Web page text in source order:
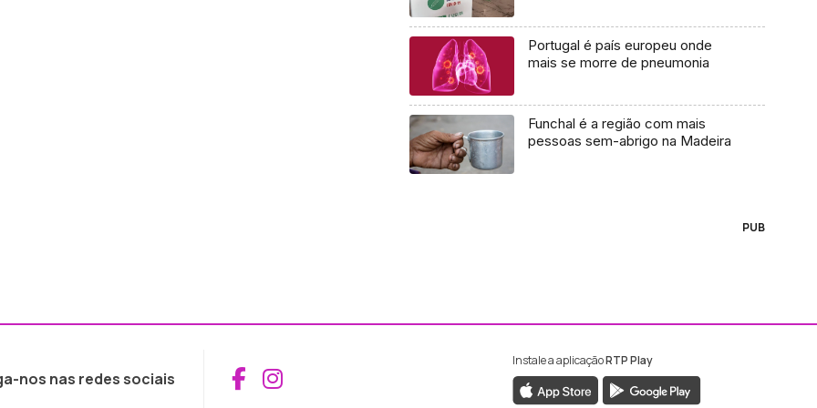
Portugal é país europeu onde
mais se morre de pneumonia
Funchal é a região com mais
pessoas sem-abrigo na Madeira
PUB
nos nas redes sociais Aceder ao Facebook da RTP Madeira
Aceder ao Instagram da RTP Madeira
Instale a aplicaçãoRTP Play